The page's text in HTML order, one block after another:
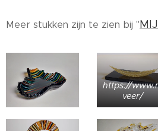
Meer stukken zijn te zien bij "
https://
veer/